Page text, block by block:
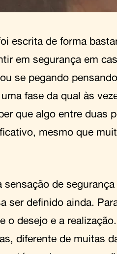
escrita de forma
em segurança em
se pegando
fase da qual às
que algo entre duas
mesmo que
sensação de
ser definido ainda.
o desejo e a
diferente de muitas